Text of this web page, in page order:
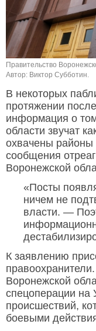
Правительство
Автор: Виктор Субботин.
В некоторых
протяжении
информация о
области звучат
охвачены районы
сообщения
Воронежской
«Посты
ничем не
власти. —
К заявлению
Воронежской
спецоперации на
происшествий,
боевыми